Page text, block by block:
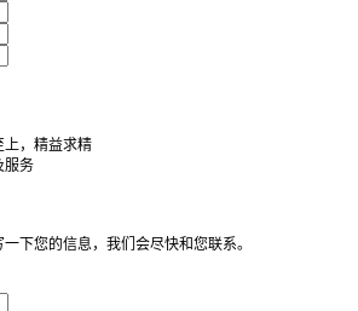
上，精益求精
服务
下您的信息，我们会尽快和您联系。